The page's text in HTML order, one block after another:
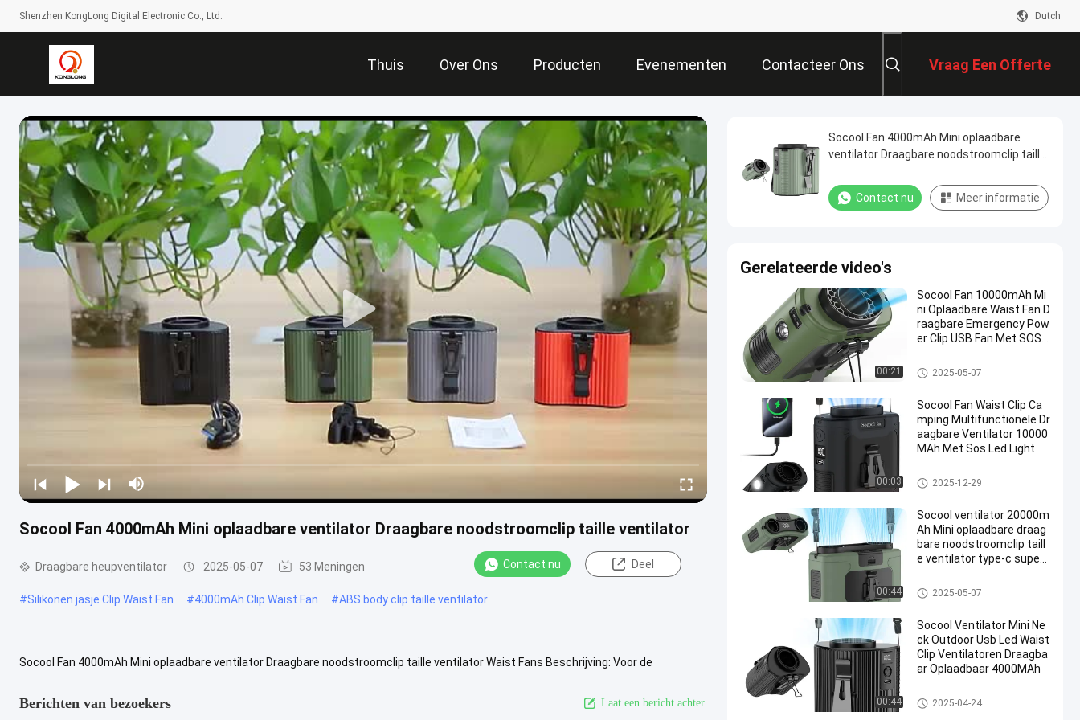
Shenzhen KongLong Digital Electronic Co., Ltd. Dutch
Thuis Over Ons Producten Evenementen Contacteer Ons Vraag Een Offerte
Socool Fan 4000mAh Mini oplaadbare ventilator Draagbare noodstroomclip taille ventilator
Draagbare heupventilator 2025-05-07 53 Meningen Contact nu Deel
#Silikonen jasje Clip Waist Fan #4000mAh Clip Waist Fan #ABS body clip taille ventilator
Socool Fan 4000mAh Mini oplaadbare ventilator Draagbare noodstroomclip taille ventilator Waist Fans Beschrijving: Voor de
Berichten van bezoekers Laat een bericht achter.
Socool Fan 4000mAh Mini oplaadbare
ventilator Draagbare noodstroomclip taille
Contact nu Meer informatie
Gerelateerde video's
00:21
Socool Fan 10000mAh Mi
ni Oplaadbare Waist Fan D
raagbare Emergency Pow
er Clip USB Fan Met SOS L
en
Draagbare heupventilator
2025-05-07
00:03
Socool Fan Waist Clip Ca
mping Multifunctionele Dr
aagbare Ventilator 10000
MAh Met Sos Led Light
Draagbare heupventilator
2025-12-29
00:44
Socool ventilator 20000m
Ah Mini oplaadbare draag
bare noodstroomclip taill
e ventilator type-c super
ilator
Draagbare heupventilator
2025-05-07
00:44
Socool Ventilator Mini Ne
ck Outdoor Usb Led Waist
Clip Ventilatoren Draagba
ar Oplaadbaar 4000MAh
Draagbare heupventilator
2025-04-24